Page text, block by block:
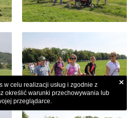
w celu realizacji usług i zgodnie z
określić warunki przechowywania lub
przeglądarce.
×